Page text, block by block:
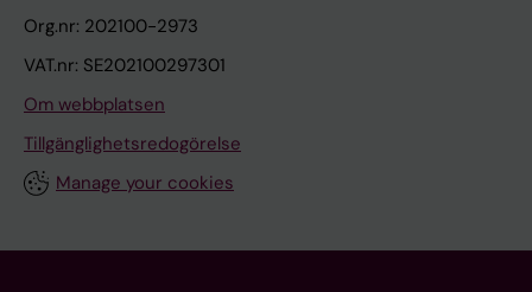
Org.nr: 202100-2973
VAT.nr: SE202100297301
Om webbplatsen
Tillgänglighetsredogörelse
Manage your cookies